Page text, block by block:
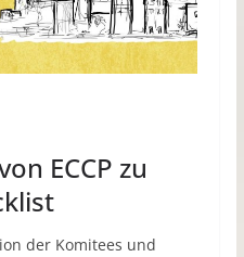
ECCP zu
der Komitees und